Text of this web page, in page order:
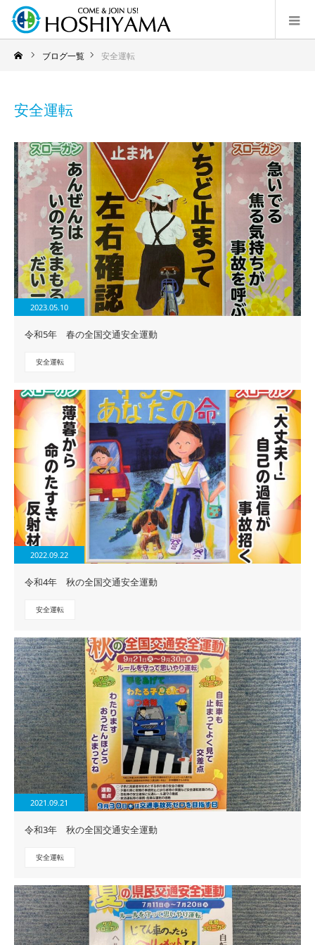
ブログ一覧 安全運転
安全運転
2023.05.10
令和5年 春の全国交通安全運動
安全運転
2022.09.22
令和4年 秋の全国交通安全運動
安全運転
2021.09.21
令和3年 秋の全国交通安全運動
安全運転